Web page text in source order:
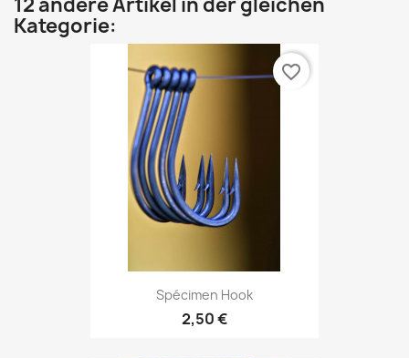
Kategorie:
Spécimen Hook
2,50 €
favorite_border